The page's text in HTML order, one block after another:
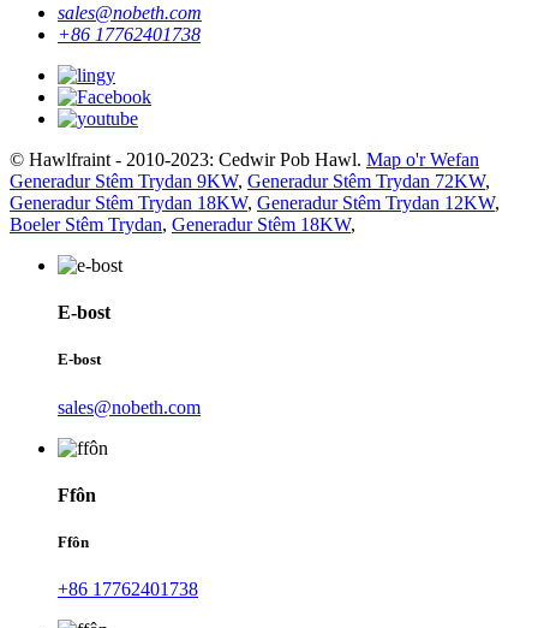
sales@nobeth.com
+86 17762401738
© Hawlfraint - 2010-2023: Cedwir Pob Hawl. Map o'r Wefan
Generadur Stêm Trydan 9KW, Generadur Stêm Trydan 72KW,
Generadur Stêm Trydan 18KW, Generadur Stêm Trydan 12KW,
Boeler Stêm Trydan, Generadur Stêm 18KW,
E-bost
E-bost
sales@nobeth.com
Ffôn
Ffôn
+86 17762401738